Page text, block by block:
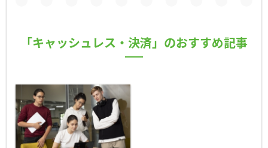
「キャッシュレス・決済」のおすすめ記事